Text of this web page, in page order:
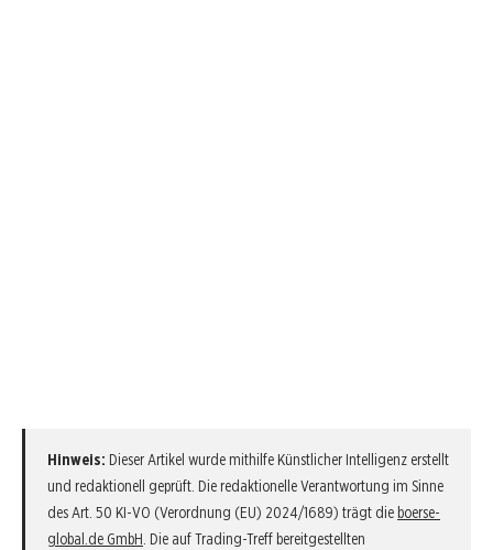
Hinweis: Dieser Artikel wurde mithilfe Künstlicher Intelligenz erstellt
und redaktionell geprüft. Die redaktionelle Verantwortung im Sinne
des Art. 50 KI-VO (Verordnung (EU) 2024/1689) trägt die boerse-
global.de GmbH . Die auf Trading-Treff bereitgestellten